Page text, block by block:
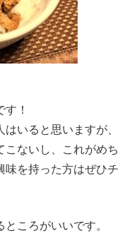
！
いると思いますが、
こないし、これがめち
味を持った方はぜひチ
ころがいいです。